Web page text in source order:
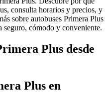
consulta horarios y precios, y
sobre autobuses Primera Plus
cómodo y conveniente.
Plus desde
Plus en